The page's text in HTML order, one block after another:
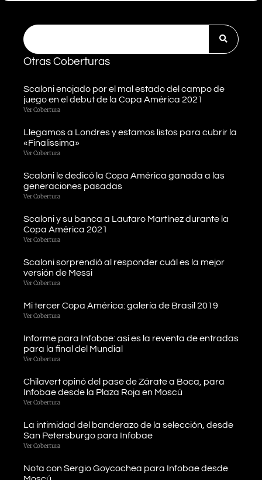
Otras Coberturas
Scaloni enojado por el mal estado del campo de
juego en el debut de la Copa América 2021
Ver Cobertura
Llegamos a Londres y estamos listos para cubrir la
«Finalissima»
Ver Cobertura
Scaloni le dedicó la Copa América ganada a las
generaciones pasadas
Ver Cobertura
Scaloni y su banca a Lautaro Martínez durante la
Copa América 2021
Ver Cobertura
Scaloni sorprendió al responder cuál es la mejor
versión de Messi
Ver Cobertura
Mi tercer Copa América: galería de Brasil 2019
Ver Cobertura
Informe para Infobae: así es la reventa de entradas
para la final del Mundial
Ver Cobertura
Chilavert opinó del pase de Zárate a Boca, para
Infobae desde la Plaza Roja en Moscú
Ver Cobertura
La intimidad del banderazo de la selección, desde
San Petersburgo para Infobae
Ver Cobertura
Nota con Sergio Goycochea para Infobae desde